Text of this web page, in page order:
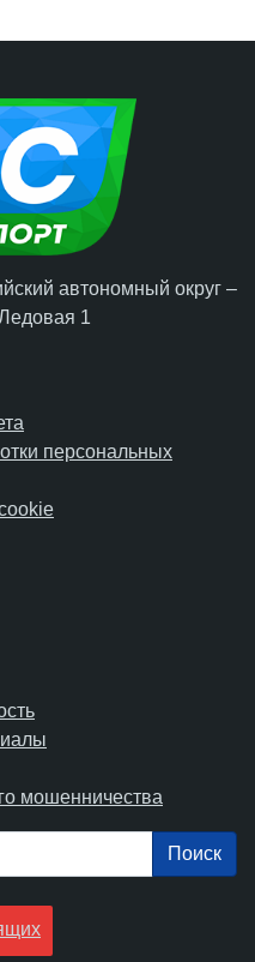
автономный округ –
1
персональных
мошенничества